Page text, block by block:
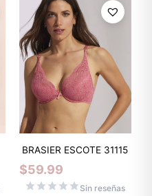
BRASIER ESCOTE 31115
$59.99
Sin reseñas